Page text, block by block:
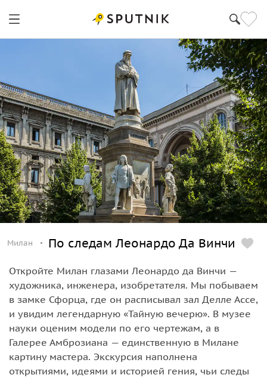
Милан По следам Леонардо Да Винчи
Откройте Милан глазами Леонардо да Винчи —
художника, инженера, изобретателя. Мы побываем
в замке Сфорца, где он расписывал зал Делле Ассе,
и увидим легендарную «Тайную вечерю». В музее
науки оценим модели по его чертежам, а в
Галерее Амброзиана — единственную в Милане
картину мастера. Экскурсия наполнена
открытиями, идеями и историей гения, чьи следы